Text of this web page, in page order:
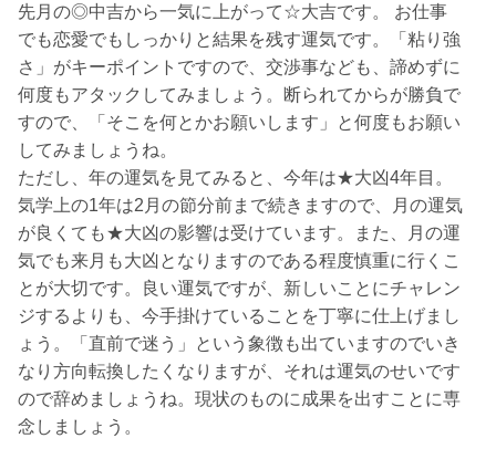
先月の◎中吉から一気に上がって☆大吉です。 お仕事
でも恋愛でもしっかりと結果を残す運気です。「粘り強
さ」がキーポイントですので、交渉事なども、諦めずに
何度もアタックしてみましょう。断られてからが勝負で
すので、「そこを何とかお願いします」と何度もお願い
してみましょうね。
ただし、年の運気を見てみると、今年は★大凶4年目。
気学上の1年は2月の節分前まで続きますので、月の運気
が良くても★大凶の影響は受けています。また、月の運
気でも来月も大凶となりますのである程度慎重に行くこ
とが大切です。良い運気ですが、新しいことにチャレン
ジするよりも、今手掛けていることを丁寧に仕上げまし
ょう。「直前で迷う」という象徴も出ていますのでいき
なり方向転換したくなりますが、それは運気のせいです
ので辞めましょうね。現状のものに成果を出すことに専
念しましょう。